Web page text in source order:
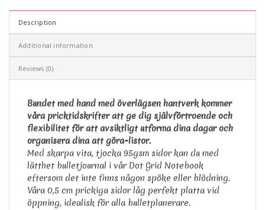
Description
Additional information
Reviews (0)
Bundet med hand med överlägsen hantverk kommer
våra pricktidskrifter att ge dig självförtroende och
flexibilitet för att avsiktligt utforma dina dagar och
organisera dina att göra-listor.
Med skarpa vita, tjocka 95gsm sidor kan du med
lätthet bulletjournal i vår Dot Grid Notebook
eftersom det inte finns någon spöke eller blödning.
Våra 0,5 cm prickiga sidor låg perfekt platta vid
öppning, idealisk för alla bulletplanerare.